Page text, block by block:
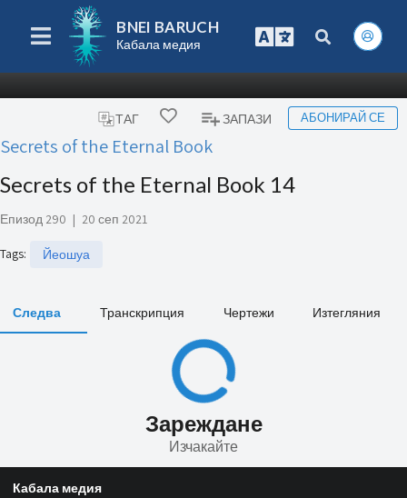
BNEI BARUCH
Кабала медия
ТАГ ЗАПАЗИ АБОНИРАЙ СЕ
Secrets of the Eternal Book
Secrets of the Eternal Book 14
Епизод 290 | 20 сеп 2021
Tags: Йеошуа
Следва Транскрипция Чертежи Изтегляния
Зареждане
Изчакайте
Кабала медия